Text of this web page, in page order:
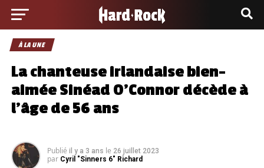
À LA UNE
La chanteuse irlandaise bien-
aimée Sinéad O’Connor décède à
l’âge de 56 ans
Publié il y a 3 ans le 26 juillet 2023
par Cyril "Sinners 6" Richard